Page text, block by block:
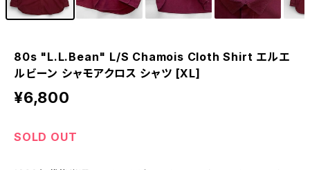
80s "L.L.Bean" L/S Chamois Cloth Shirt エルエ
ルビーン シャモアクロス シャツ [XL]
¥6,800
SOLD OUT